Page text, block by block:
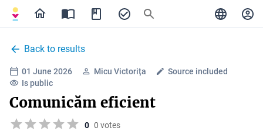
Back to results
01 June 2026 Micu Victorița
Source included
Is public
Comunicăm eficient
0 0 votes